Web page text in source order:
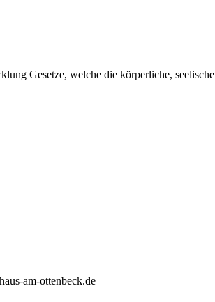
Gesetze, welche die körperliche, seelische
am-ottenbeck.de